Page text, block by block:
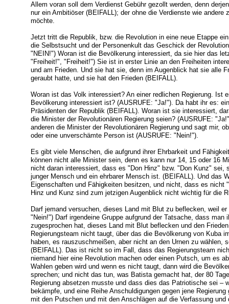
Allem voran soll dem Verdienst Gebühr gezollt werden, denn
nur ein Ambitiöser (BEIFALL); der ohne die Verdienste wie andere
möchte.
Jetzt tritt die Republik, bzw. die Revolution in eine neue Etappe
die Selbstsucht und der Personenkult das Geschick der
"NEIN!") Woran ist die Bevölkerung interessiert, da sie hier das
"Freiheit!", "Freiheit!") Sie ist in erster Linie an den Freiheiten
und am Frieden. Und sie hat sie, denn im Augenblick hat sie alle
geraubt hatte, und sie hat den Frieden (BEIFALL).
Woran ist das Volk interessiert? An einer redlichen Regierung. Ist
Bevölkerung interessiert ist? (AUSRUFE: "Ja!"). Da habt ihr es:
Präsidenten der Republik (BEIFALL). Woran ist sie interessiert,
die Minister der Revolutionären Regierung seien? (AUSRUFE:
anderen die Minister der Revolutionären Regierung und sagt mir,
oder eine unverschämte Person ist (AUSRUFE: "Nein!").
Es gibt viele Menschen, die aufgrund ihrer Ehrbarkeit und
können nicht alle Minister sein, denn es kann nur 14, 15 oder 16
nicht daran interessiert, dass es "Don Hinz" bzw. "Don Kunz" sei,
junger Mensch und ein ehrbarer Mensch ist. (BEIFALL). Und das
Eigenschaften und Fähigkeiten besitzen, und nicht, dass es nicht
Hinz und Kunz sind zum jetzigen Augenblick nicht wichtig für die
Darf jemand versuchen, dieses Land mit Blut zu beflecken, weil
"Nein!") Darf irgendeine Gruppe aufgrund der Tatsache, dass
zugesprochen hat, dieses Land mit Blut beflecken und den
Regierungsteam nicht taugt, über das die Bevölkerung von Kuba
haben, es rauszuschmeißen, aber nicht an den Urnen zu wählen,
(BEIFALL). Das ist nicht so im Fall, dass das Regierungsteam
niemand hier eine Revolution machen oder einen Putsch, um es
Wahlen geben wird und wenn es nicht taugt, dann wird die
sprechen; und nicht das tun, was Batista gemacht hat, der 80
Regierung absetzen musste und dass dies das Patriotische sei –
bekämpfe, und eine Reihe Anschuldigungen gegen jene
mit den Putschen und mit den Anschlägen auf die Verfassung und